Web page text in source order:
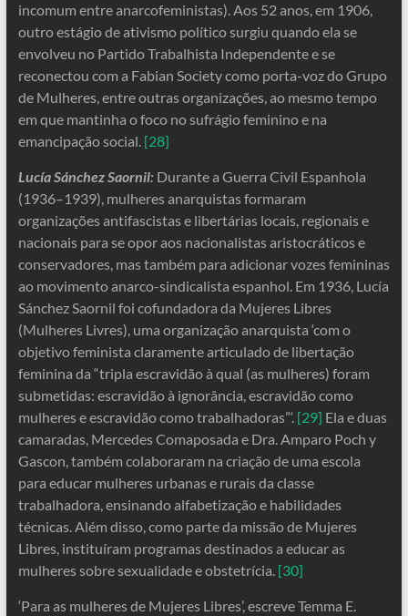
incomum entre anarcofeministas). Aos 52 anos, em 1906,
outro estágio de ativismo político surgiu quando ela se
envolveu no Partido Trabalhista Independente e se
reconectou com a Fabian Society como porta-voz do Grupo
de Mulheres, entre outras organizações, ao mesmo tempo
em que mantinha o foco no sufrágio feminino e na
emancipação social. [28]
Lucía Sánchez Saornil:Durante a Guerra Civil Espanhola
(1936–1939), mulheres anarquistas formaram
organizações antifascistas e libertárias locais, regionais e
nacionais para se opor aos nacionalistas aristocráticos e
conservadores, mas também para adicionar vozes femininas
ao movimento anarco-sindicalista espanhol. Em 1936, Lucía
Sánchez Saornil foi cofundadora da Mujeres Libres
(Mulheres Livres), uma organização anarquista ‘com o
objetivo feminista claramente articulado de libertação
feminina da “tripla escravidão à qual (as mulheres) foram
submetidas: escravidão à ignorância, escravidão como
mulheres e escravidão como trabalhadoras”‘.[29] Ela e duas
camaradas, Mercedes Comaposada e Dra. Amparo Poch y
Gascon, também colaboraram na criação de uma escola
para educar mulheres urbanas e rurais da classe
trabalhadora, ensinando alfabetização e habilidades
técnicas. Além disso, como parte da missão de Mujeres
Libres, instituíram programas destinados a educar as
mulheres sobre sexualidade e obstetrícia.[30]
‘Para as mulheres de Mujeres Libres’, escreve Temma E.